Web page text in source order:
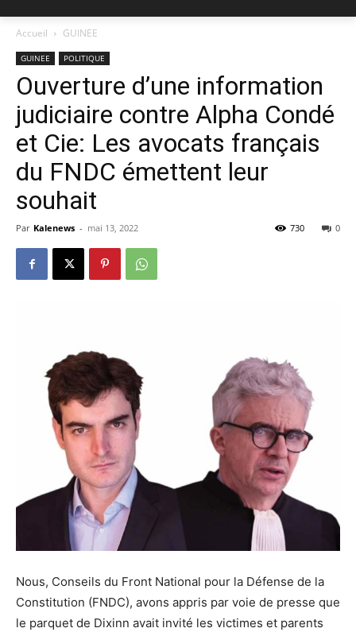
Accueil GUINEE
GUINEE POLITIQUE
Ouverture d’une information
judiciaire contre Alpha Condé
et Cie: Les avocats français
du FNDC émettent leur
souhait
Par Kalenews - mai 13, 2022 0
730
Nous, Conseils du Front National pour la Défense de la
Constitution (FNDC), avons appris par voie de presse que
le parquet de Dixinn avait invité les victimes et parents